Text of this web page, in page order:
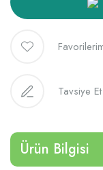
Tavsiye Et
Ürün Bilgisi